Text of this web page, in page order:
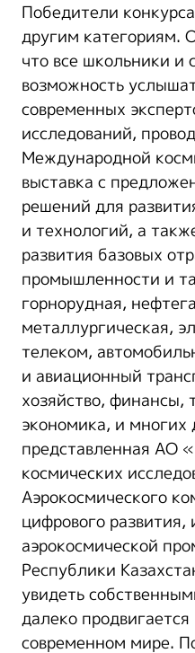
Победители
другим категориям.
что все школьники и
возможность
современных
исследований,
Международной
выставка с
решений для
и технологий, а
развития базовых
промышленности и
горнорудная,
металлургическая,
телеком,
и авиационный
хозяйство, финансы,
экономика, и многих
представленная АО
космических
Аэрокосмического
цифрового развития,
аэрокосмической
Республики
увидеть
далеко
современном мире.